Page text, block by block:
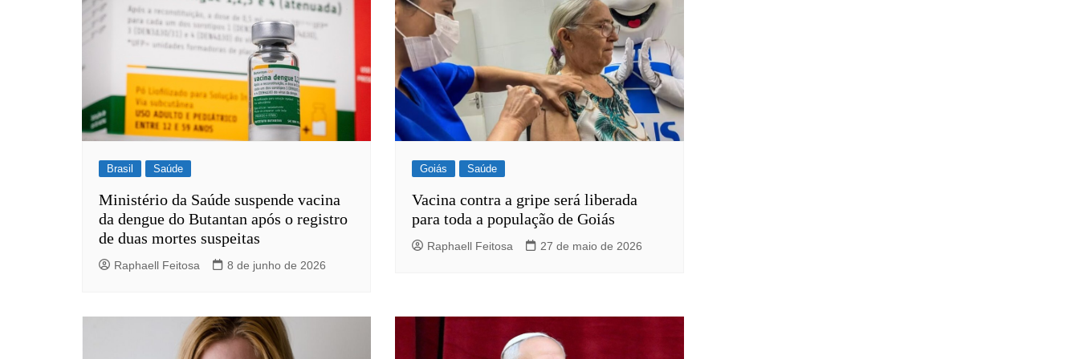
Brasil Saúde
Ministério da Saúde suspende vacina
da dengue do Butantan após o registro
de duas mortes suspeitas
Raphaell Feitosa 8 de junho de 2026
Goiás Saúde
Vacina contra a gripe será liberada
para toda a população de Goiás
Raphaell Feitosa 27 de maio de 2026